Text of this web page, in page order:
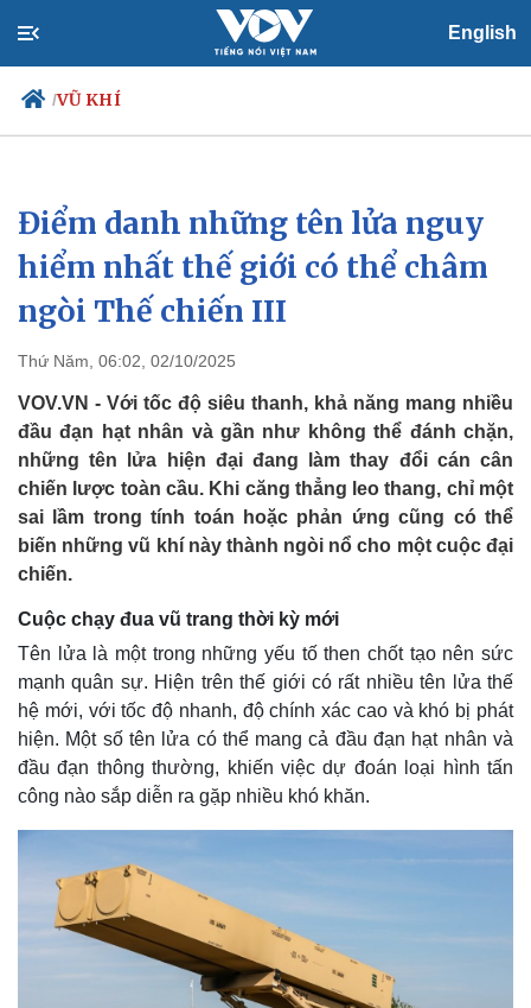
English
/VŨ KHÍ
Chính trị
Đảng
Tổ chức nhân sự
Quốc hội
Nhận diện sự thật
Xã hội
Tin 24h
Dự báo thời tiết
Điểm danh những tên lửa nguy
hiểm nhất thế giới có thể châm
ngòi Thế chiến III
Thứ Năm, 06:02, 02/10/2025
VOV.VN - Với tốc độ siêu thanh, khả năng mang nhiều
đầu đạn hạt nhân và gần như không thể đánh chặn,
những tên lửa hiện đại đang làm thay đổi cán cân
chiến lược toàn cầu. Khi căng thẳng leo thang, chỉ một
sai lầm trong tính toán hoặc phản ứng cũng có thể
biến những vũ khí này thành ngòi nổ cho một cuộc đại
chiến.
Cuộc chạy đua vũ trang thời kỳ mới
Tên lửa là một trong những yếu tố then chốt tạo nên sức
mạnh quân sự. Hiện trên thế giới có rất nhiều tên lửa thế
hệ mới, với tốc độ nhanh, độ chính xác cao và khó bị phát
hiện. Một số tên lửa có thể mang cả đầu đạn hạt nhân và
đầu đạn thông thường, khiến việc dự đoán loại hình tấn
công nào sắp diễn ra gặp nhiều khó khăn.